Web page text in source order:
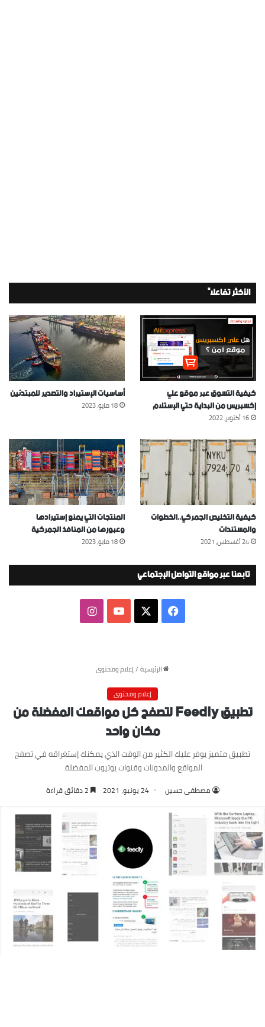
الأكثر تفاعلاً
كيفية التسوق عبر موقع علي
إكسبريس من البداية حتي الإستلام
16 أكتوبر، 2022
أساسيات الإستيراد والتصدير للمبتدئين
18 مايو، 2023
كيفية التخليص الجمركي..الخطوات
والمستندات
24 أغسطس، 2021
المنتجات التي يمنع إستيرادها
وعبورها من المنافذ الجمركية
18 مايو، 2023
تابعنا عبر مواقع التواصل الإجتماعي
فيسبوك ‫YouTubeانستقرام